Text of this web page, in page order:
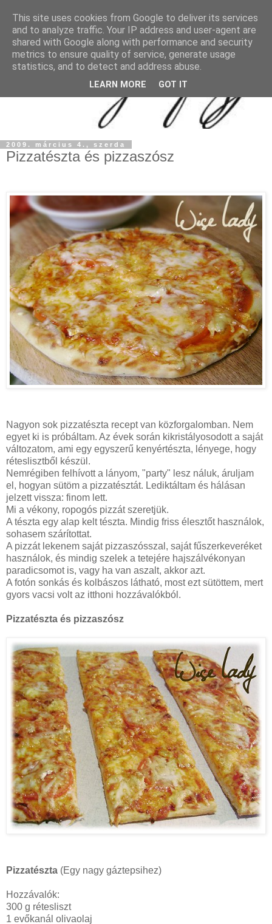
2009. március 4., szerda
Pizzatészta és pizzaszósz
Nagyon sok pizzatészta recept van közforgalomban. Nem
egyet ki is próbáltam. Az évek során kikristályosodott a saját
változatom, ami egy egyszerű kenyértészta, lényege, hogy
réteslisztből készül.
Nemrégiben felhívott a lányom, "party" lesz náluk, áruljam
el, hogyan sütöm a pizzatésztát. Lediktáltam és hálásan
jelzett vissza: finom lett.
Mi a vékony, ropogós pizzát szeretjük.
A tészta egy alap kelt tészta. Mindig friss élesztőt használok,
sohasem szárítottat.
A pizzát lekenem saját pizzaszósszal, saját fűszerkeveréket
használok, és mindig szelek a tetejére hajszálvékonyan
paradicsomot is, vagy ha van aszalt, akkor azt.
A fotón sonkás és kolbászos látható, most ezt sütöttem, mert
gyors vacsi volt az itthoni hozzávalókból.
Pizzatészta és pizzaszósz
Pizzatészta (Egy nagy gáztepsihez)
Hozzávalók:
300 g rétesliszt
1 evőkanál olivaolaj
This site uses cookies from Google to deliver its services
and to analyze traffic. Your IP address and user-agent are
shared with Google along with performance and security
metrics to ensure quality of service, generate usage
statistics, and to detect and address abuse.
LEARN MORE GOT IT